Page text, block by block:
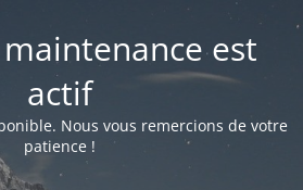
est
actif
Nous vous remercions de votre
patience !